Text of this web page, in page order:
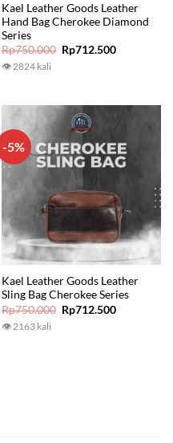
Kael Leather Goods Leather
Hand Bag Cherokee Diamond
Series
Rp750.000 Original
price
Rp712.500Current
👁 2824 kali
-5%
Kael Leather Goods Leather
Sling Bag Cherokee Series
Rp750.000 Original
price
Rp712.500Current
👁 2163 kali